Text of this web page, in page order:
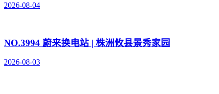
2026-08-04
NO.3994 蔚来换电站 | 株洲攸县景秀家园
2026-08-03